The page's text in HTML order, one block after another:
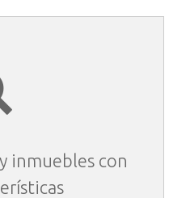
inmuebles con